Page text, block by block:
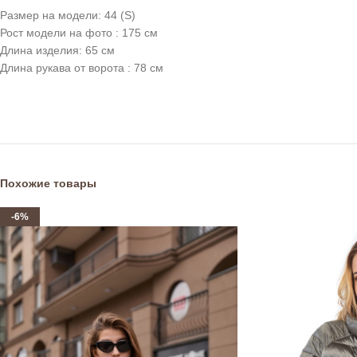
Размер на модели: 44 (S)
Рост модели на фото : 175 см
Длина изделия: 65 см
Длина рукава от ворота : 78 см
Похожие товары
-6%